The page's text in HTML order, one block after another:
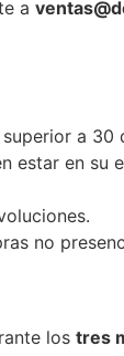
a
a 30
estar en su
no
los tres